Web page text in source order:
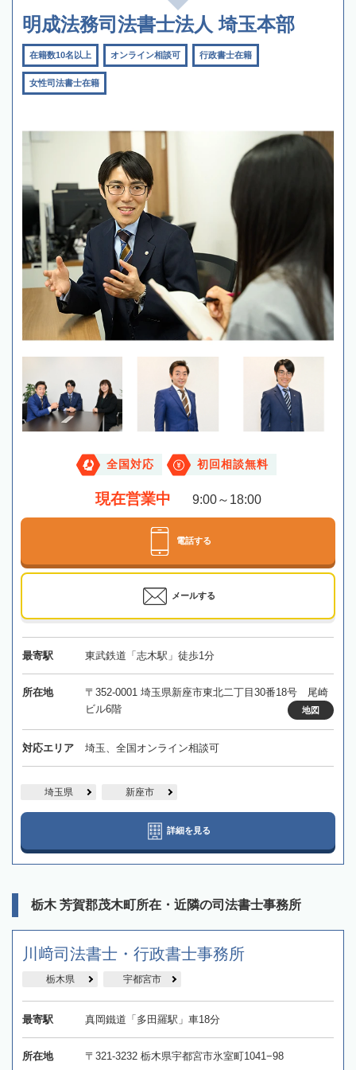
明成法務司法書士法人 埼玉本部
在籍数10名以上 オンライン相談可 行政書士在籍
女性司法書士在籍
全国対応 初回相談無料
現在営業中 9:00～18:00
電話する
メールする
最寄駅 東武鉄道「志木駅」徒歩1分
所在地
〒352-0001 埼玉県新座市東北二丁目30番18号 尾崎
ビル6階
地図
対応エリア 埼玉、全国オンライン相談可
埼玉県 新座市
詳細を見る
栃木 芳賀郡茂木町所在・近隣の司法書士事務所
川﨑司法書士・行政書士事務所
栃木県 宇都宮市
最寄駅 真岡鐵道「多田羅駅」車18分
所在地 〒321-3232 栃木県宇都宮市氷室町1041−98